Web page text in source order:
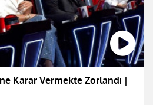
Karar Vermekte Zorlandı |